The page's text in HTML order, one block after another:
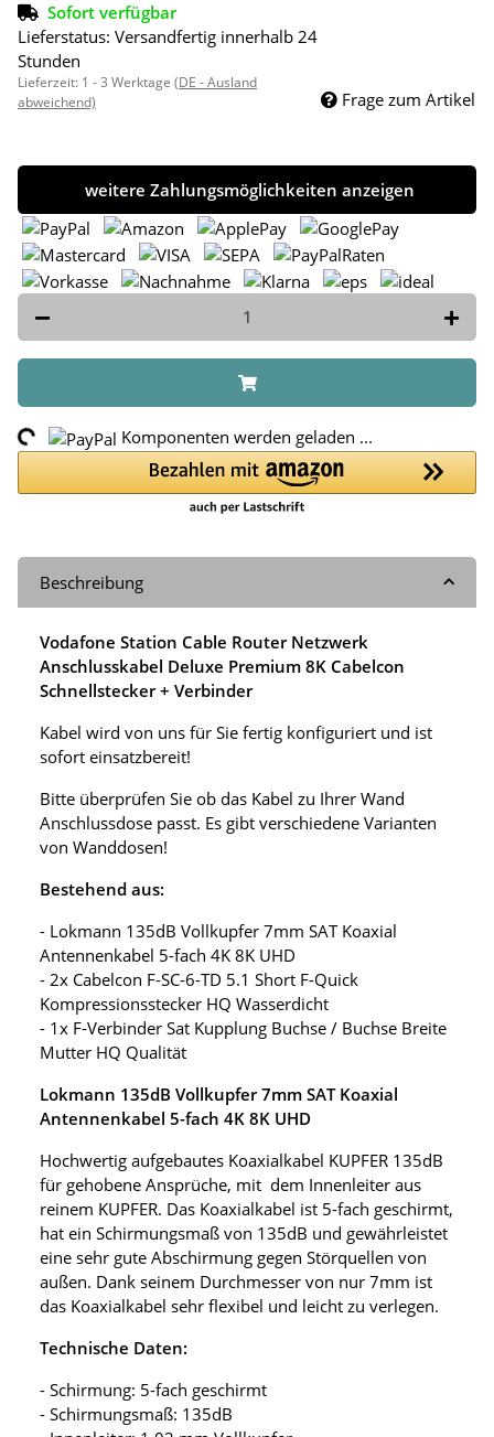
Sofort verfügbar
Lieferstatus: Versandfertig innerhalb 24
Stunden
Lieferzeit: 1 - 3 Werktage (DE - Ausland
abweichend)
Frage zum Artikel
weitere Zahlungsmöglichkeiten anzeigen
Komponenten werden geladen ...
Beschreibung
Vodafone Station Cable Router Netzwerk
Anschlusskabel Deluxe Premium 8K Cabelcon
Schnellstecker + Verbinder
Kabel wird von uns für Sie fertig konfiguriert und ist
sofort einsatzbereit!
Bitte überprüfen Sie ob das Kabel zu Ihrer Wand
Anschlussdose passt. Es gibt verschiedene Varianten
von Wanddosen!
Bestehend aus:
- Lokmann 135dB Vollkupfer 7mm SAT Koaxial
Antennenkabel 5-fach 4K 8K UHD
- 2x Cabelcon F-SC-6-TD 5.1 Short F-Quick
Kompressionsstecker HQ Wasserdicht
- 1x F-Verbinder Sat Kupplung Buchse / Buchse Breite
Mutter HQ Qualität
Lokmann 135dB Vollkupfer 7mm SAT Koaxial
Antennenkabel 5-fach 4K 8K UHD
Hochwertig aufgebautes Koaxialkabel KUPFER 135dB
für gehobene Ansprüche, mit dem Innenleiter aus
reinem KUPFER. Das Koaxialkabel ist 5-fach geschirmt,
hat ein Schirmungsmaß von 135dB und gewährleistet
eine sehr gute Abschirmung gegen Störquellen von
außen. Dank seinem Durchmesser von nur 7mm ist
das Koaxialkabel sehr flexibel und leicht zu verlegen.
Technische Daten:
- Schirmung: 5-fach geschirmt
- Schirmungsmaß: 135dB